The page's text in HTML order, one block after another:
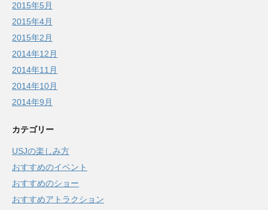
2015年5月
2015年4月
2015年2月
2014年12月
2014年11月
2014年10月
2014年9月
カテゴリー
USJの楽しみ方
おすすめのイベント
おすすめのショー
おすすめアトラクション